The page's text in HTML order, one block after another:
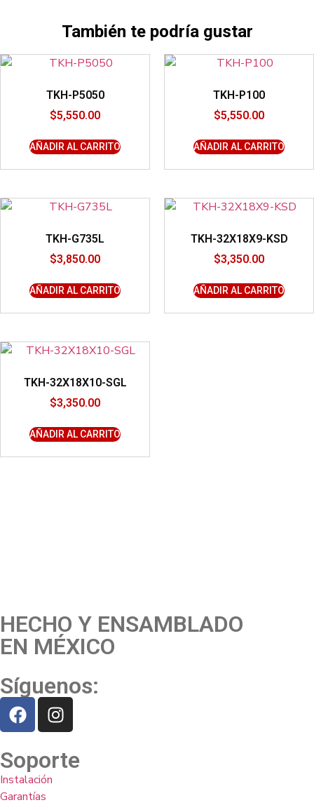
También te podría gustar
TKH-P5050
$5,550.00
AÑADIR AL CARRITO
TKH-P100
$5,550.00
AÑADIR AL CARRITO
TKH-G735L
$3,850.00
AÑADIR AL CARRITO
TKH-32X18X9-KSD
$3,350.00
AÑADIR AL CARRITO
TKH-32X18X10-SGL
$3,350.00
AÑADIR AL CARRITO
HECHO Y ENSAMBLADO
EN MÉXICO
Síguenos:
Soporte
Instalación
Garantías